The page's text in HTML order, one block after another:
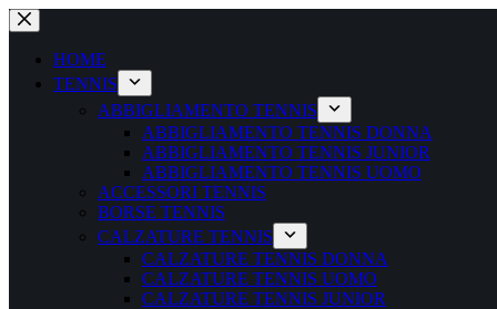
Salta
al
contenutoHOME
TENNIS
ABBIGLIAMENTO TENNIS
ABBIGLIAMENTO TENNIS DONNA
ABBIGLIAMENTO TENNIS JUNIOR
ABBIGLIAMENTO TENNIS UOMO
ACCESSORI TENNIS
BORSE TENNIS
CALZATURE TENNIS
CALZATURE TENNIS DONNA
CALZATURE TENNIS UOMO
CALZATURE TENNIS JUNIOR